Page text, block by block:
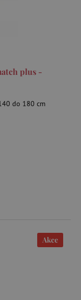
plus -
do 180 cm
Akce